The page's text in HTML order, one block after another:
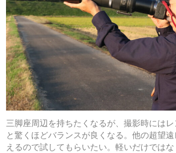
三脚座周辺を持ちたくなるが、撮影時には
と驚くほどバランスが良くなる。他の超望
えるので試してもらいたい。軽いだけでは